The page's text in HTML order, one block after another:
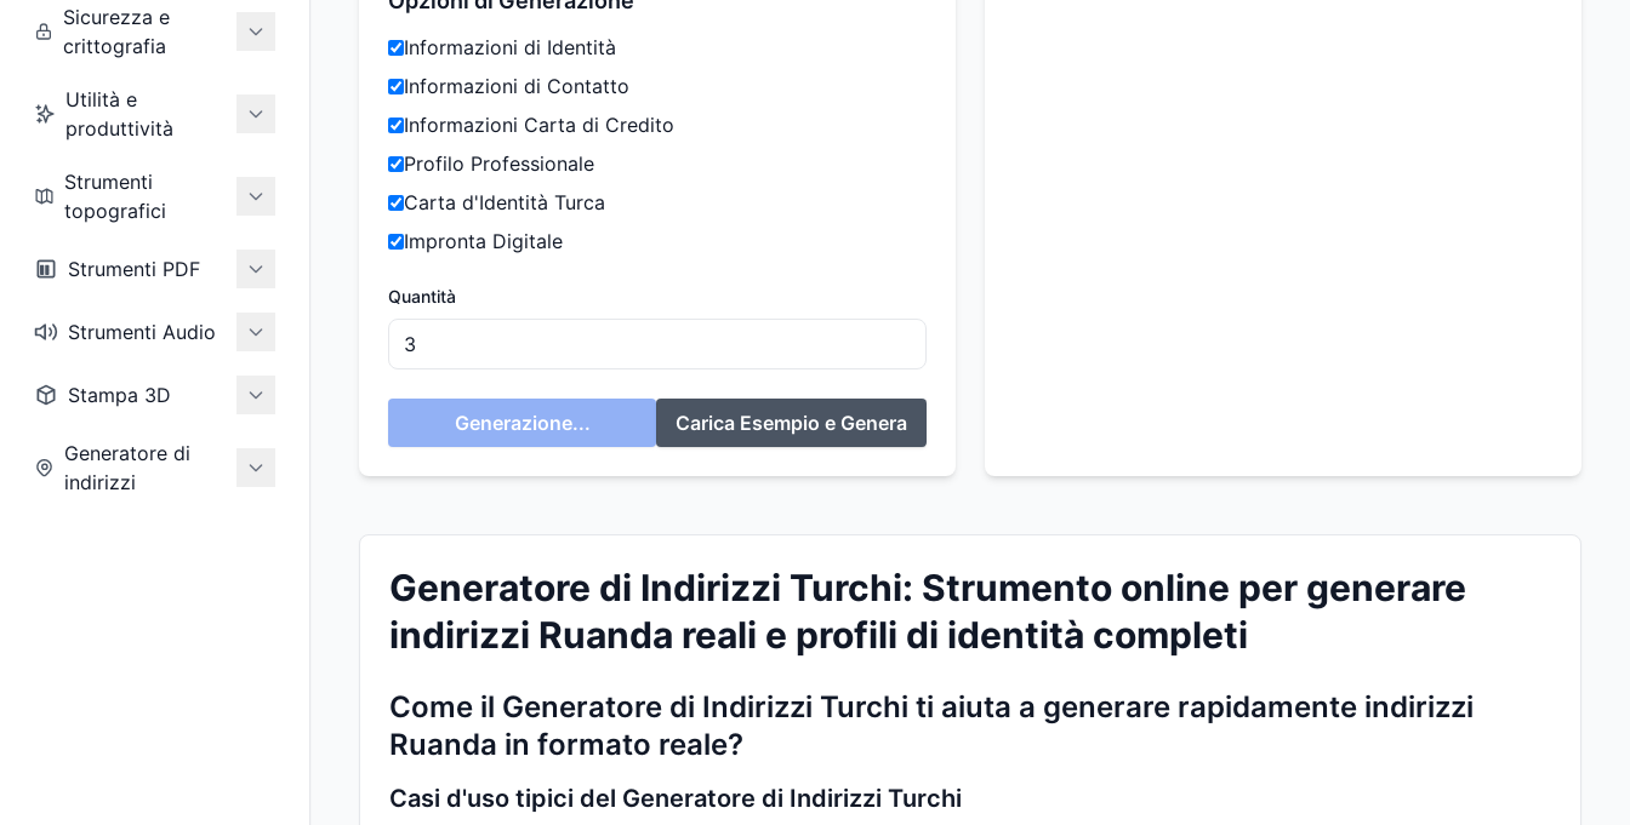
Sicurezza e
crittografia
Utilità e
produttività
Strumenti
topografici
Strumenti PDF
Strumenti Audio
Stampa 3D
Generatore di
indirizzi
Informazioni di Identità
Informazioni di Contatto
Informazioni Carta di Credito
Profilo Professionale
Carta d'Identità Turca
Impronta Digitale
Quantità
Generazione... Carica Esempio e Genera
Generatore di Indirizzi Turchi: Strumento online per generare
indirizzi Ruanda reali e profili di identità completi
Come il Generatore di Indirizzi Turchi ti aiuta a generare rapidamente indirizzi
Ruanda in formato reale?
Casi d'uso tipici del Generatore di Indirizzi Turchi